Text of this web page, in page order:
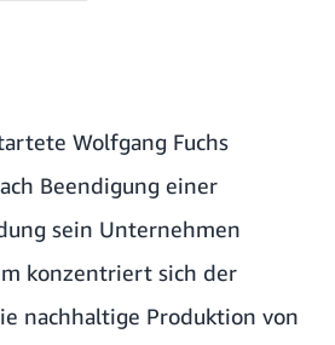
Wolfgang Fuchs
Beendigung einer
sein Unternehmen
konzentriert sich der
nachhaltige Produktion von